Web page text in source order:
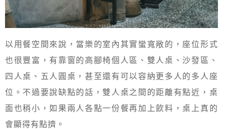
以用餐空間來說，當樂的室內其實蠻寬敞的，座位形式
也很豐富，有靠窗的高腳椅個人區、雙人桌、沙發區、
四人桌、五人圓桌，甚至還有可以容納更多人的多人座
位。不過要說缺點的話，雙人桌之間的距離有點近，桌
面也稍小，如果兩人各點一份餐再加上飲料，桌上真的
會顯得有點擠。